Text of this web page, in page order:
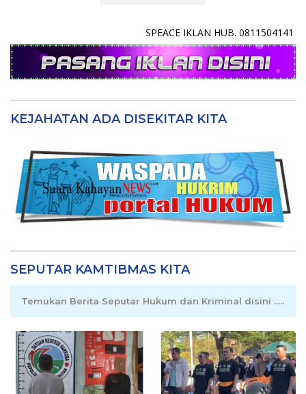
SPEACE IKLAN HUB. 0811504141
KEJAHATAN ADA DISEKITAR KITA
SEPUTAR KAMTIBMAS KITA
Temukan Berita Seputar Hukum dan Kriminal disini .....